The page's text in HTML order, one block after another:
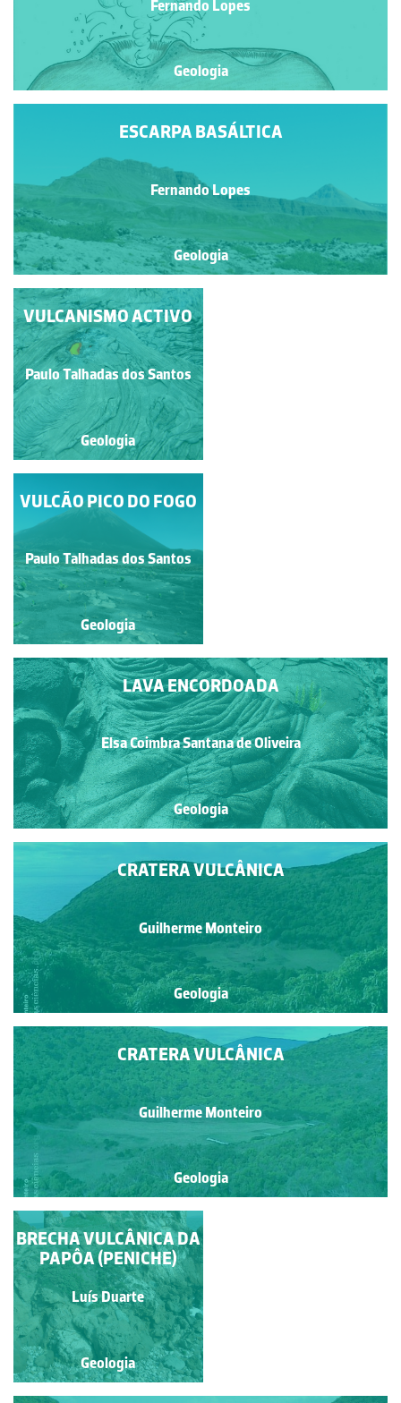
Fernando Lopes
Geologia
ESCARPA BASÁLTICA
Fernando Lopes
Geologia
DISJUNÇÃO COLUNAR
EM STUÐLAGIL
CANYON, ESTE DA
ISLÂNDIA
Francisco António Fidalgo
Félix Dias
Geologia
VULCANISMO ACTIVO
Paulo Talhadas dos Santos
Geologia
CONE VULCÂNICO DE
PIROCLASTOS
Paulo Talhadas dos Santos
Geologia
VULCÃO PICO DO FOGO
Paulo Talhadas dos Santos
Geologia
LAVA ENCORDOADA
Elsa Coimbra Santana de Oliveira
Geologia
CRATERA VULCÂNICA
Guilherme Monteiro
Geologia
CRATERA VULCÂNICA
Guilherme Monteiro
Geologia
CRATERA VULCÂNICA
Guilherme Monteiro
Geologia
BRECHA VULCÂNICA DA
PAPÔA (PENICHE)
Luís Duarte
Geologia